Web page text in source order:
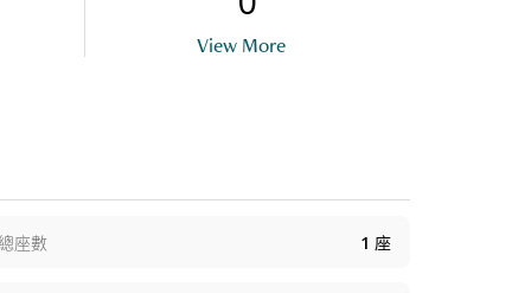
View More
總座數 1 座